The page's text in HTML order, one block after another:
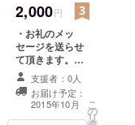
2,000円
・お礼のメッ
セージを送らせ
て頂きます。
(Email) ・ホーム
ページであなた
のお名前または
ロゴを掲載させ
支援者：0人
お届け予定：
2015年10月
こ
の
リ